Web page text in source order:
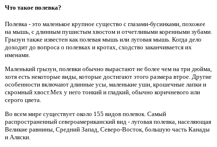
Что такое полевка?
Полевка - это маленькое крупное существо с глазами-бусинками, похожее
на мышь, с длинным пушистым хвостом и отчетливыми коренными зубами.
Грызун также известен как полевая мышь или луговая мышь. Когда дело
доходит до вопроса о полевках и кротах, сходство заканчивается их
именами.
Маленький грызун, полевки обычно вырастают не более чем на три дюйма,
хотя есть некоторые виды, которые достигают этого размера втрое. Другие
особенности включают длинные усы, маленькие уши, крошечные лапки и
скромный хвост.Мех у него тонкий и гладкий, обычно коричневого или
серого цвета.
Во всем мире существует около 155 видов полевок. Самый
распространенный североамериканский вид - луговая полевка, населяющая
Великие равнины, Средний Запад, Северо-Восток, большую часть Канады
и Аляски.